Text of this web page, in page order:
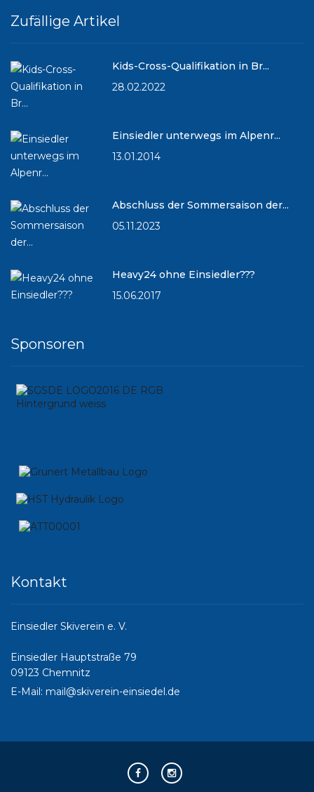
Zufällige Artikel
Kids-Cross-Qualifikation in Br...
28.02.2022
Einsiedler unterwegs im Alpenr...
13.01.2014
Abschluss der Sommersaison der...
05.11.2023
Heavy24 ohne Einsiedler???
15.06.2017
Sponsoren
Kontakt
Einsiedler Skiverein e. V.
Einsiedler Hauptstraße 79
09123 Chemnitz
E-Mail: mail@skiverein-einsiedel.de